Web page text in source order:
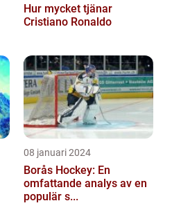
Hur mycket tjänar
Cristiano Ronaldo
08 januari 2024
Borås Hockey: En
omfattande analys av en
populär s...